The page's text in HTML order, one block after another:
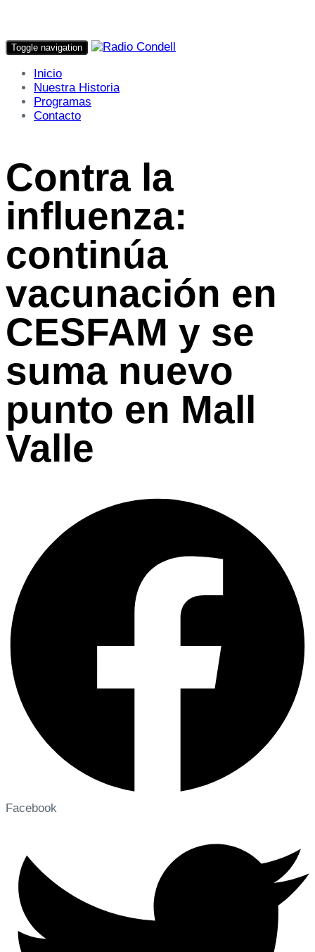
Toggle navigation
Inicio
Nuestra Historia
Programas
Contacto
Contra la
influenza:
continúa
vacunación en
CESFAM y se
suma nuevo
punto en Mall
Valle
Facebook